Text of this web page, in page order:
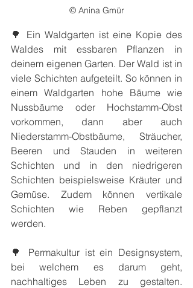
© Anina Gmür
🌳 Ein Waldgarten ist eine Kopie des
Waldes mit essbaren Pflanzen in
deinem eigenen Garten. Der Wald ist in
viele Schichten aufgeteilt. So können in
einem Waldgarten hohe Bäume wie
Nussbäume oder Hochstamm-Obst
vorkommen, dann aber auch
Niederstamm-Obstbäume, Sträucher,
Beeren und Stauden in weiteren
Schichten und in den niedrigeren
Schichten beispielsweise Kräuter und
Gemüse. Zudem können vertikale
Schichten wie Reben gepflanzt
werden.
🌳 Permakultur ist ein Designsystem,
bei welchem es darum geht,
nachhaltiges Leben zu gestalten.